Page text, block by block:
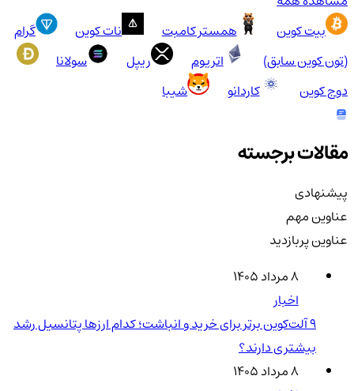
بیت کوین
همستر کامبت نات کوین
گرام
(تون کوین سابق)
اتریوم ریپل
سولانا
دوج کوین
کاردانو شیبا
مقالات برجسته
پیشنهادی
عناوین مهم
عناوین پربازدید
۸ مرداد ۱۴۰۵
اخبار
۹ آلت‌کوین برتر برای خرید و انباشت؛ کدام ارزها پتانسیل رشد
بیشتری دارند؟
۸ مرداد ۱۴۰۵